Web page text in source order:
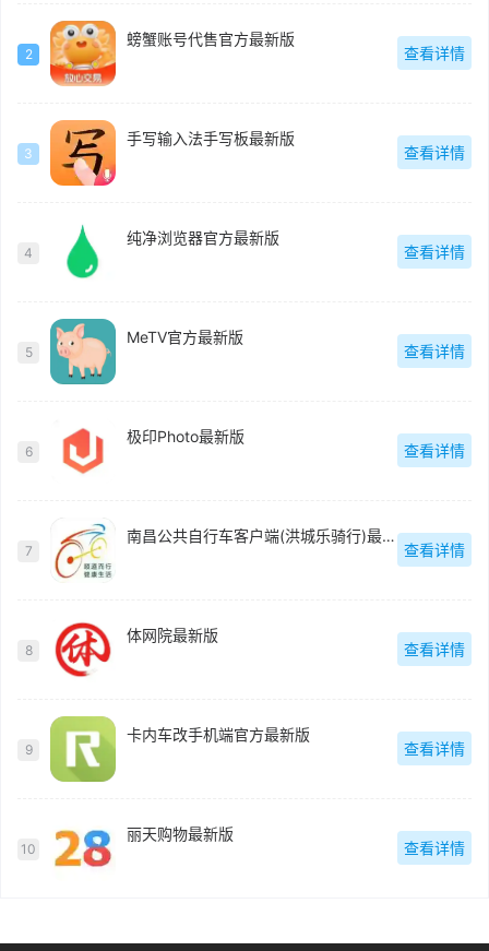
2
螃蟹账号代售官方最新版
查看详情
3
手写输入法手写板最新版
查看详情
4
纯净浏览器官方最新版
查看详情
5
MeTV官方最新版
查看详情
6
极印Photo最新版
查看详情
7
南昌公共自行车客户端(洪城乐骑行)最新版
查看详情
8
体网院最新版
查看详情
9
卡内车改手机端官方最新版
查看详情
10
丽天购物最新版
查看详情